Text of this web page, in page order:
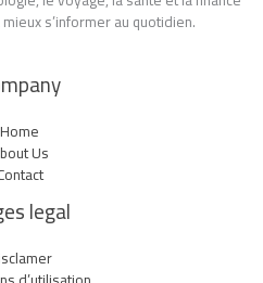
s’informer au quotidien.
Home
Us
legal